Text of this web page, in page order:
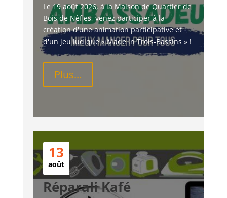
Le 19 août 2026, à la Maison de Quartier de
Bois de Nèfles, venez participer à la
création d'une animation participative et
d'un jeu ludique « Made in Trois-Bassins » !
Plus...
13
août
Réparali Kafé